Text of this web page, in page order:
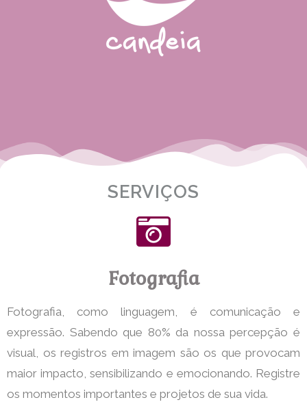
SERVIÇOS
Fotografia
Fotografia, como linguagem, é comunicação e
expressão. Sabendo que 80% da nossa percepção é
visual, os registros em imagem são os que provocam
maior impacto, sensibilizando e emocionando. Registre
os momentos importantes e projetos de sua vida.